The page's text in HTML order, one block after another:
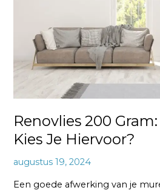
Renovlies 200
Kies Je Hiervoor?
augustus 19, 2024
Een goede afwerking van je
Hiervoor?